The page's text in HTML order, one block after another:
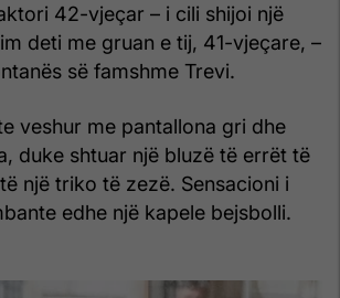
42-vjeçar – i cili shijoi një
deti me gruan e tij, 41-vjeçare, –
së famshme Trevi.
veshur me pantallona gri dhe
duke shtuar një bluzë të errët të
një triko të zezë. Sensacioni i
edhe një kapele bejsbolli.